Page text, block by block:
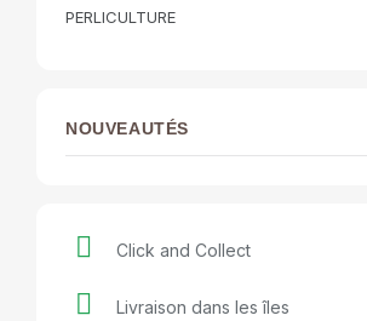
PERLICULTURE
NOUVEAUTÉS
Click and Collect
Livraison dans les îles